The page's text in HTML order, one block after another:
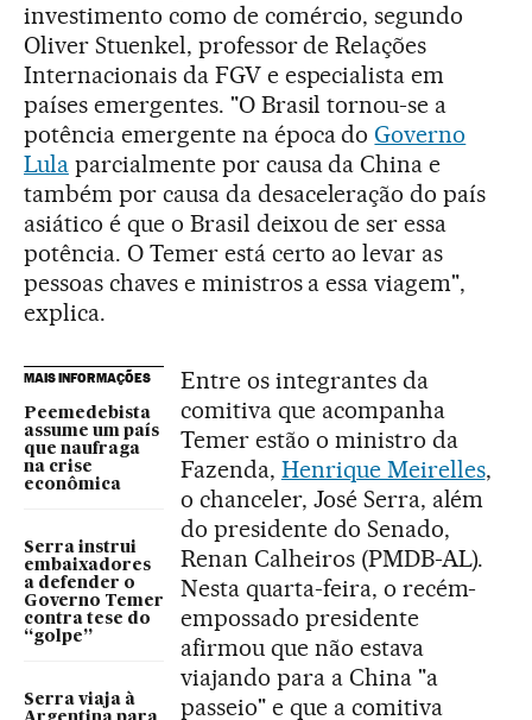
investimento como de comércio, segundo
Oliver Stuenkel, professor de Relações
Internacionais da FGV e especialista em
países emergentes. "O Brasil tornou-se a
potência emergente na época doGoverno
Lulaparcialmente por causa da China e
também por causa da desaceleração do país
asiático é que o Brasil deixou de ser essa
potência. O Temer está certo ao levar as
pessoas chaves e ministros a essa viagem",
explica.
MAIS INFORMAÇÕES
Peemedebista
assume um país
que naufraga
na crise
econômica
Serra instrui
embaixadores
a defender o
Governo Temer
contra tese do
“golpe”
Serra viaja à
Entre os integrantes da
comitiva que acompanha
Temer estão o ministro da
Fazenda, Henrique Meirelles,
o chanceler, José Serra, além
do presidente do Senado,
Renan Calheiros (PMDB-AL).
Nesta quarta-feira, o recém-
empossado presidente
afirmou que não estava
viajando para a China "a
passeio" e que a comitiva